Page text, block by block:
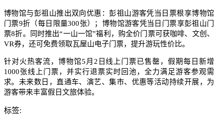
博物馆与彭祖山推出双向优惠：彭祖山游客凭当日票根享博物馆
门票9折（每日限量300张）；博物馆游客凭当日门票享彭祖山门
票8折。同时推出“一山一馆”福利，购全价门票可获咖啡、文创、
VR券，还可免费领取瓦屋山电子门票，提升游玩性价比。
针对火热客流，博物馆5月2日线上门票已售罄，假期每日新增
1000张线上门票，并实行退票实时回池，全力满足游客参观需
求。未来数日，直通车、演艺、集市、优惠等活动持续开展，为
游客带来丰富假日文旅体验。
标签: